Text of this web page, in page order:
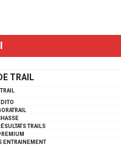
TRAIL
TRAILS
ENTRAINEMENT